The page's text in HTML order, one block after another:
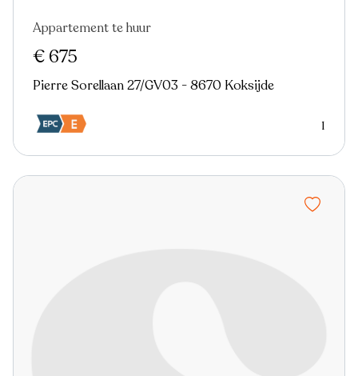
Appartement te huur
€ 675
Pierre Sorellaan 27/GV03 - 8670 Koksijde
1